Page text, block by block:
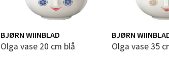
BJØRN WIINBLAD
Olga vase 20 cm blå
BJØRN
Olga vase 35
0 i butikk
Orkanger - Thon